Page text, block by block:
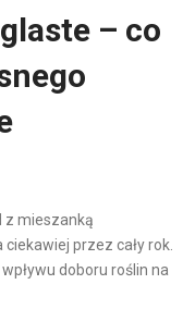
– co
z mieszanką
przez cały rok.
doboru roślin na